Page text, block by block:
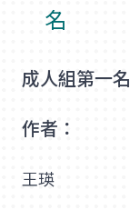
名
成人組第一名
作者：
王瑛